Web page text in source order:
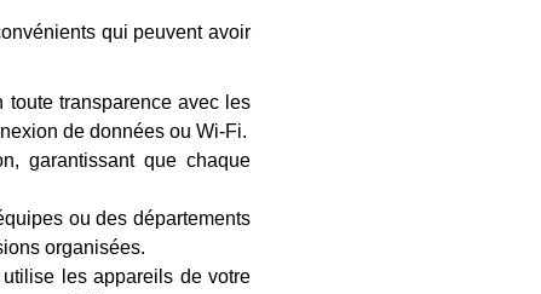
qui peuvent avoir
toute transparence avec les
de données ou Wi-Fi.
garantissant que chaque
ou des départements
organisées.
les appareils de votre